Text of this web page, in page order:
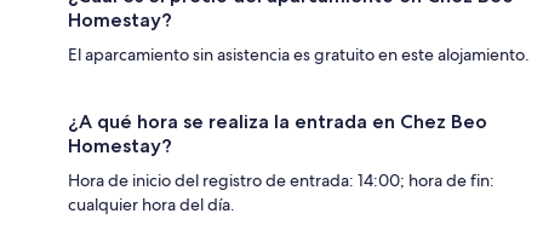
Homestay?
El aparcamiento sin asistencia es gratuito en este alojamiento.
¿A qué hora se realiza la entrada en Chez Beo
Homestay?
Hora de inicio del registro de entrada: 14:00; hora de fin:
cualquier hora del día.